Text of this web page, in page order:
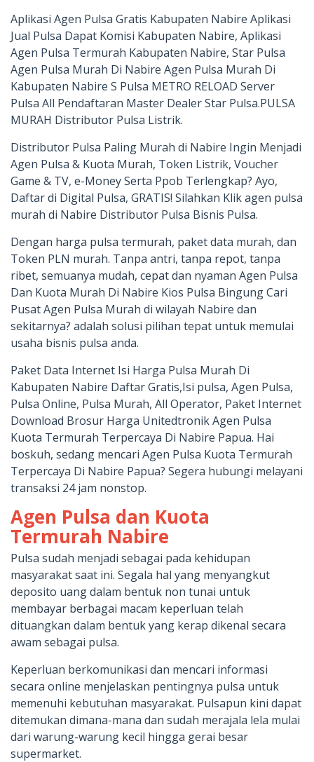
Aplikasi Agen Pulsa Gratis Kabupaten Nabire Aplikasi
Jual Pulsa Dapat Komisi Kabupaten Nabire, Aplikasi
Agen Pulsa Termurah Kabupaten Nabire, Star Pulsa
Agen Pulsa Murah Di Nabire Agen Pulsa Murah Di
Kabupaten Nabire S Pulsa METRO RELOAD Server
Pulsa All Pendaftaran Master Dealer Star Pulsa.PULSA
MURAH Distributor Pulsa Listrik.
Distributor Pulsa Paling Murah di Nabire Ingin Menjadi
Agen Pulsa & Kuota Murah, Token Listrik, Voucher
Game & TV, e-Money Serta Ppob Terlengkap? Ayo,
Daftar di Digital Pulsa, GRATIS! Silahkan Klik agen pulsa
murah di Nabire Distributor Pulsa Bisnis Pulsa.
Dengan harga pulsa termurah, paket data murah, dan
Token PLN murah. Tanpa antri, tanpa repot, tanpa
ribet, semuanya mudah, cepat dan nyaman Agen Pulsa
Dan Kuota Murah Di Nabire Kios Pulsa Bingung Cari
Pusat Agen Pulsa Murah di wilayah Nabire dan
sekitarnya? adalah solusi pilihan tepat untuk memulai
usaha bisnis pulsa anda.
Paket Data Internet Isi Harga Pulsa Murah Di
Kabupaten Nabire Daftar Gratis,Isi pulsa, Agen Pulsa,
Pulsa Online, Pulsa Murah, All Operator, Paket Internet
Download Brosur Harga Unitedtronik Agen Pulsa
Kuota Termurah Terpercaya Di Nabire Papua. Hai
boskuh, sedang mencari Agen Pulsa Kuota Termurah
Terpercaya Di Nabire Papua? Segera hubungi melayani
transaksi 24 jam nonstop.
Agen Pulsa dan Kuota
Termurah Nabire
Pulsa sudah menjadi sebagai pada kehidupan
masyarakat saat ini. Segala hal yang menyangkut
deposito uang dalam bentuk non tunai untuk
membayar berbagai macam keperluan telah
dituangkan dalam bentuk yang kerap dikenal secara
awam sebagai pulsa.
Keperluan berkomunikasi dan mencari informasi
secara online menjelaskan pentingnya pulsa untuk
memenuhi kebutuhan masyarakat. Pulsapun kini dapat
ditemukan dimana-mana dan sudah merajala lela mulai
dari warung-warung kecil hingga gerai besar
supermarket.